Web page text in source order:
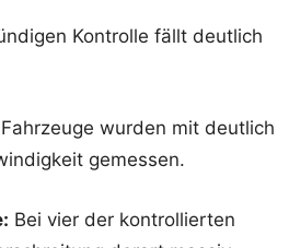
Kontrolle fällt deutlich
wurden mit deutlich
gemessen.
Bei vier der kontrollierten